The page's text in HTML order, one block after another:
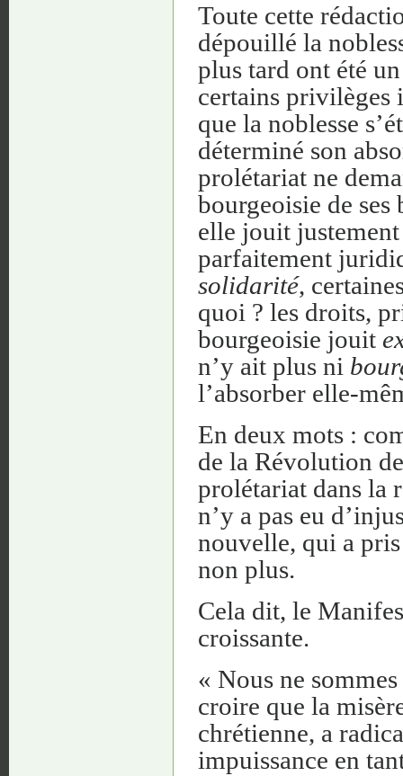
Toute cette
dépouillé la
plus tard ont été
certains privilèges
que la noblesse
déterminé son
prolétariat ne
bourgeoisie de ses
elle jouit
parfaitement
solidarité,
quoi ? les droits,
bourgeoisie jouit
n’y ait plus ni
l’absorber elle-
En deux mots :
de la Révolution
prolétariat dans la
n’y a pas eu
nouvelle, qui a
non plus.
Cela dit, le
croissante.
« Nous ne
croire que la
chrétienne, a
impuissance en